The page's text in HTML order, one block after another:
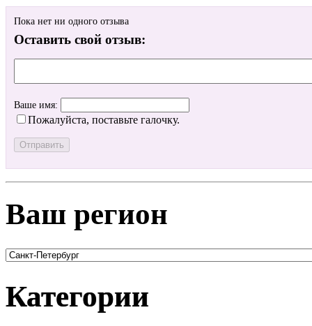
Пока нет ни одного отзыва
Оставить свой отзыв:
Ваше имя:
Пожалуйста, поставьте галочку.
Ваш регион
Категории